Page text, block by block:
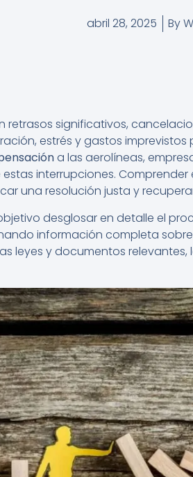
abril 28, 2025 By
retrasos significativos,
estrés y gastos
a las aerolíneas,
interrupciones.
una resolución justa y
desglosar en detalle el
información completa
leyes y documentos